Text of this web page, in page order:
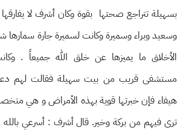
بسهيلة تتراجع صحتها بقوة وكان أشرف لا
وسعيد وبراء وسميرة وكانت لسميرة جارة
الأخلاق ما يميزها عن خلق الله جميعاً .
مستشفى قريب من بيت سهيلة فقالت لهم
هيفاء فإن خبرتها قوية بهذه الأمراض و هي
ترى فيهم من بركة وخير. قال أشرف : أسرعي